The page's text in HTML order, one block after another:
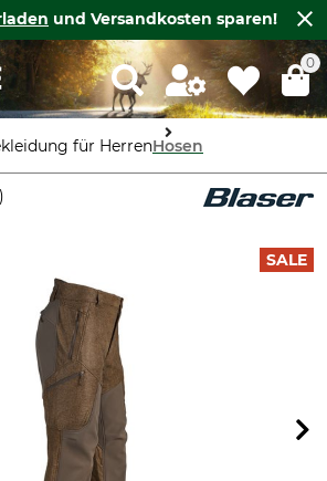
und Versandkosten sparen!
0
für HerrenHosen
SALE